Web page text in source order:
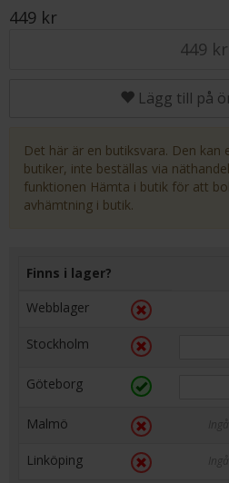
449 kr
449 kr
Lägg till på
Det här är en butiksvara. Den kan
butiker, inte beställas via
funktionen Hämta i butik för att
avhämtning i butik.
Finns i lager?
Webblager
Stockholm
Göteborg
Malmö
Linköping